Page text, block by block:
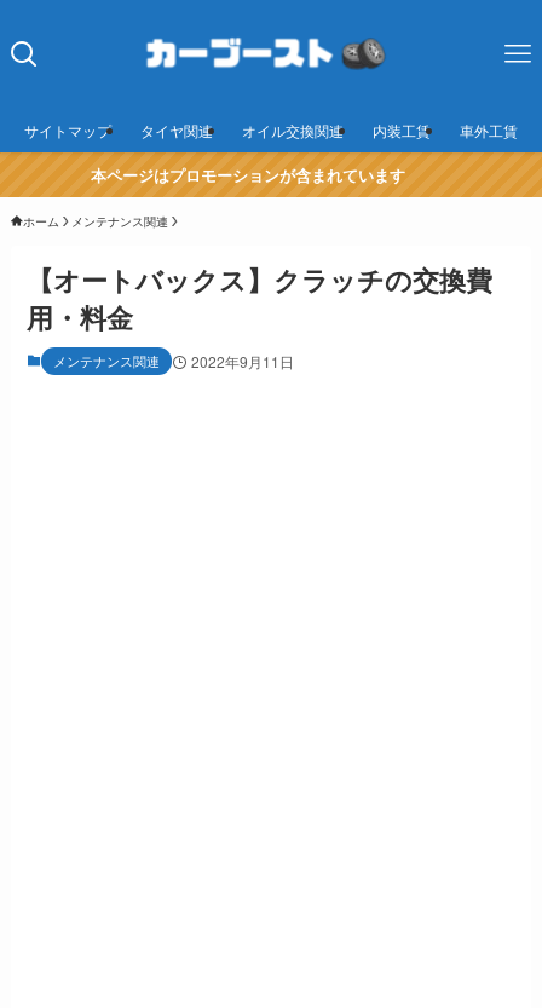
サイトマップ タイヤ関連 オイル交換関連 内装工賃 車外工賃
本ページはプロモーションが含まれています
ホーム メンテナンス関連
【オートバックス】クラッチの交換費
用・料金
メンテナンス関連 2022年9月11日